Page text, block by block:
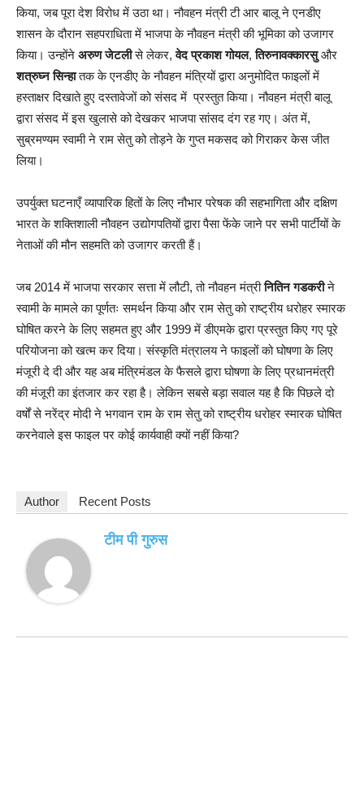
किया, जब पूरा देश विरोध में उठा था। नौवहन मंत्री टी आर बालू ने एनडीए
शासन के दौरान सहपराधिता में भाजपा के नौवहन मंत्री की भूमिका को उजागर
किया। उन्होंने अरुण जेटलीसे लेकर,वेद प्रकाश गोयल,तिरुनावक्कारसुऔर
शत्रुघ्न सिन्हातक के एनडीए के नौवहन मंत्रियों द्वारा अनुमोदित फाइलों में
हस्ताक्षर दिखाते हुए दस्तावेजों को संसद में प्रस्तुत किया। नौवहन मंत्री बालू
द्वारा संसद में इस खुलासे को देखकर भाजपा सांसद दंग रह गए। अंत में,
सुब्रमण्यम स्वामी ने राम सेतु को तोड़ने के गुप्त मकसद को गिराकर केस जीत
लिया।
उपर्युक्त घटनाएँ व्यापारिक हितों के लिए नौभार परेषक की सहभागिता और दक्षिण
भारत के शक्तिशाली नौवहन उद्योगपतियों द्वारा पैसा फेंके जाने पर सभी पार्टीयों के
नेताओं की मौन सहमति को उजागर करती हैं।
जब 2014 में भाजपा सरकार सत्ता में लौटी, तो नौवहन मंत्रीनितिन गडकरीने
स्वामी के मामले का पूर्णतः समर्थन किया और राम सेतु को राष्ट्रीय धरोहर स्मारक
घोषित करने के लिए सहमत हुए और 1999 में डीएमके द्वारा प्रस्तुत किए गए पूरे
परियोजना को खत्म कर दिया। संस्कृति मंत्रालय ने फाइलों को घोषणा के लिए
मंजूरी दे दी और यह अब मंत्रिमंडल के फैसले द्वारा घोषणा के लिए प्रधानमंत्री
की मंजूरी का इंतजार कर रहा है। लेकिन सबसे बड़ा सवाल यह है कि पिछले दो
वर्षों से नरेंद्र मोदी ने भगवान राम के राम सेतु को राष्ट्रीय धरोहर स्मारक घोषित
करनेवाले इस फाइल पर कोई कार्यवाही क्यों नहीं किया?
Author Recent Posts
टीम पी गुरुस